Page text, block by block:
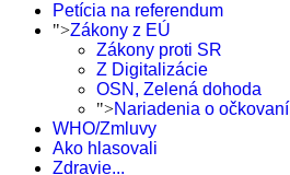
Petícia na referendum
">Zákony z EÚ
Zákony proti SR
Z Digitalizácie
OSN, Zelená dohoda
">Nariadenia o očkovaní
WHO/Zmluvy
Ako hlasovali
Zdravie...